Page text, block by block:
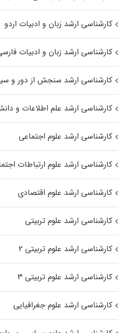
کارشناسی ارشد زبان و ادبیات اردو
کارشناسی ارشد زبان و ادبیات
کارشناسی ارشد سنجش از دور و
کارشناسی ارشد علم اطلاعات و
کارشناسی ارشد علوم اجتماعی
کارشناسی ارشد علوم ارتباطات
کارشناسی ارشد علوم اقتصادی
کارشناسی ارشد علوم تربیتی
کارشناسی ارشد علوم تربیتی ۲
کارشناسی ارشد علوم تربیتی ۳
کارشناسی ارشد علوم جغرافیایی